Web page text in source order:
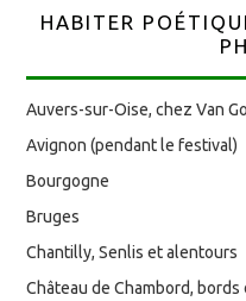
HABITER
Auvers-sur-Oise, chez Van
Avignon (pendant le festival)
Bourgogne
Bruges
Chantilly, Senlis et alentours
Château de Chambord,